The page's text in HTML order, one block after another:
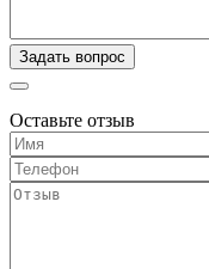
Оставьте отзыв